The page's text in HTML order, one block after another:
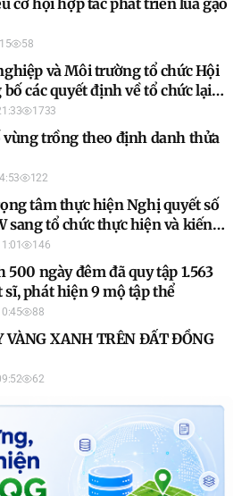
cơ hội hợp tác phát triển lúa gạo
58
và Môi trường tổ chức Hội
các quyết định về tổ chức lại
công lập và bổ nhiệm lãnh
sáp nhập
1733
vùng trồng theo định danh thửa
122
tâm thực hiện Nghị quyết số
sang tổ chức thực hiện và kiến
146
500 ngày đêm đã quy tập 1.563
sĩ, phát hiện 9 mộ tập thể
88
VÀNG XANH TRÊN ĐẤT ĐỒNG
62